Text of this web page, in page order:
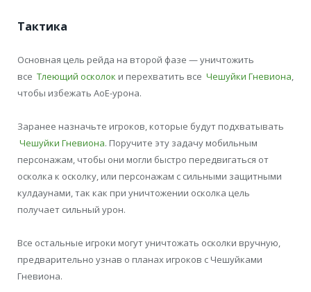
Тактика
Основная цель рейда на второй фазе — уничтожить
все Тлеющий осколок и перехватить все Чешуйки Гневиона,
чтобы избежать АоЕ-урона.
Заранее назначьте игроков, которые будут подхватывать
Чешуйки Гневиона. Поручите эту задачу мобильным
персонажам, чтобы они могли быстро передвигаться от
осколка к осколку, или персонажам с сильными защитными
кулдаунами, так как при уничтожении осколка цель
получает сильный урон.
Все остальные игроки могут уничтожать осколки вручную,
предварительно узнав о планах игроков с Чешуйками
Гневиона.